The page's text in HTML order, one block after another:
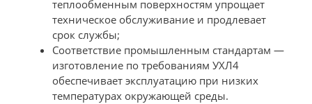
теплообменным поверхностям упрощает
техническое обслуживание и продлевает
срок службы;
Соответствие промышленным стандартам —
изготовление по требованиям УХЛ4
обеспечивает эксплуатацию при низких
температурах окружающей среды.